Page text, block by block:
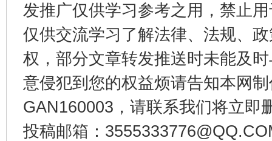
发推广仅供学习参考之用，禁止
仅供交流学习了解法律、法规、
权，部分文章转发推送时未能及
意侵犯到您的权益烦请告知本网
GAN160003，请联系我们将立即
投稿邮箱：
受贿1.44亿！段成刚被判无期 从幼